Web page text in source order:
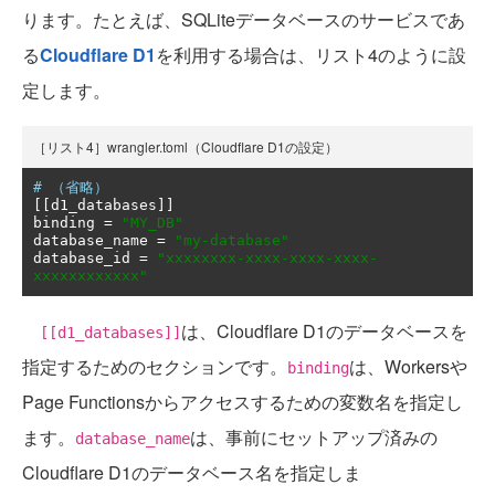
ります。たとえば、SQLiteデータベースのサービスであ
るCloudflare D1 を利用する場合は、リスト4のように設
定します。
［リスト4］wrangler.toml（Cloudflare D1の設定）
# （省略）
d1_databases
binding =
"MY_DB"
database_name =
"my-database"
database_id =
"xxxxxxxx-xxxx-xxxx-xxxx-
xxxxxxxxxxxx"
[[d1_databases]] は、Cloudflare D1のデータベースを
指定するためのセクションです。
bindingは、Workersや
Page Functionsからアクセスするための変数名を指定し
ます。
database_nameは、事前にセットアップ済みの
Cloudflare D1のデータベース名を指定しま